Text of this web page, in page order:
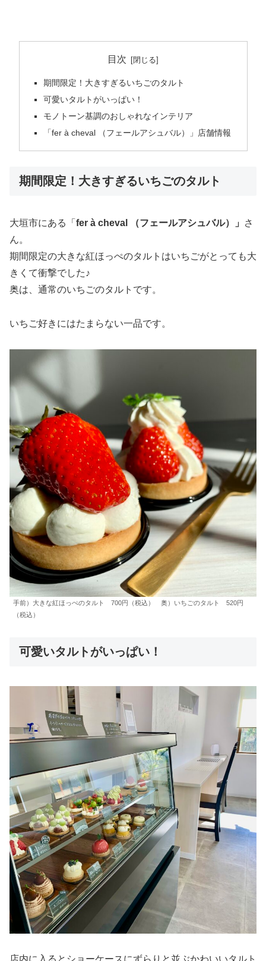
目次
期間限定！大きすぎるいちごのタルト
可愛いタルトがいっぱい！
モノトーン基調のおしゃれなインテリア
「fer à cheval （フェールアシュバル）」店舗情報
期間限定！大きすぎるいちごのタルト
大垣市にある「 fer à cheval （フェールアシュバル）」
さ
ん。
期間限定の大きな紅ほっぺのタルトはいちごがとっても大
きくて衝撃でした♪
奥は、通常のいちごのタルトです。
いちご好きにはたまらない一品です。
手前）大きな紅ほっぺのタルト 700円（税込） 奥）いちごのタルト 520円
（税込）
可愛いタルトがいっぱい！
店内に入るとショーケースにずらりと並ぶかわいいタルト